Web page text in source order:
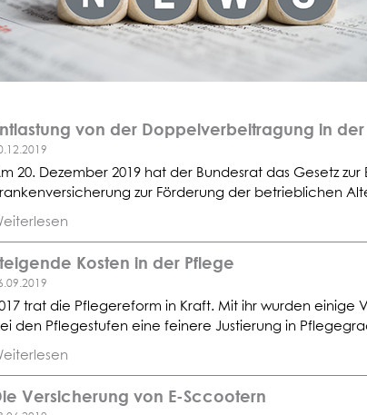
von der Doppelverbeitragung in
20. Dezember 2019 hat der Bundesrat das Gesetz
zur Förderung der betrieblichen
Kosten in der Pflege
trat die Pflegereform in Kraft. Mit ihr wurden einige
den Pflegestufen eine feinere Justierung in
Versicherung von E-Sccootern